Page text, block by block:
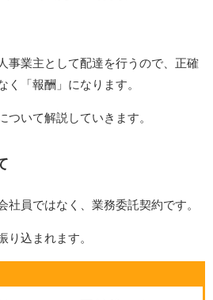
事業主として配達を行うので、正確
く「報酬」になります。
ついて解説していきます。
社員ではなく、業務委託契約です。
り込まれます。